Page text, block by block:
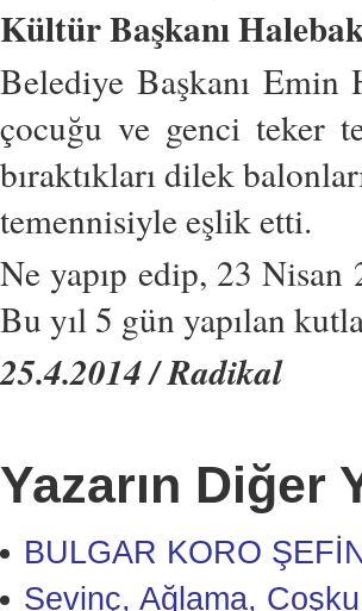
Kültür Başkanı
Belediye Başkanı Emin
çocuğu ve genci teker
bıraktıkları dilek
temennisiyle eşlik etti.
Ne yapıp edip, 23 Nisan
Bu yıl 5 gün yapılan
25.4.2014 / Radikal
Yazarın Diğer
BULGAR KORO
Sevinç, Ağlama,